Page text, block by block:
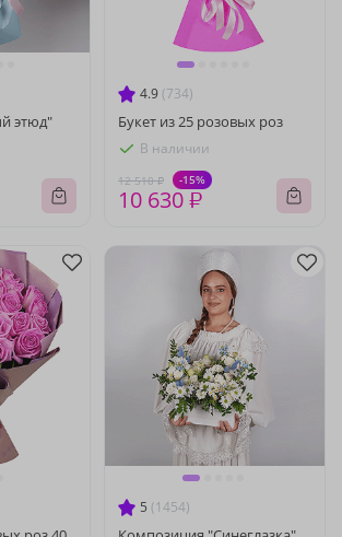
этюд"
4.9 (734)
Букет из 25 розовых роз
В наличии
12 510 ₽ -15%
10 630 ₽
5 (1454)